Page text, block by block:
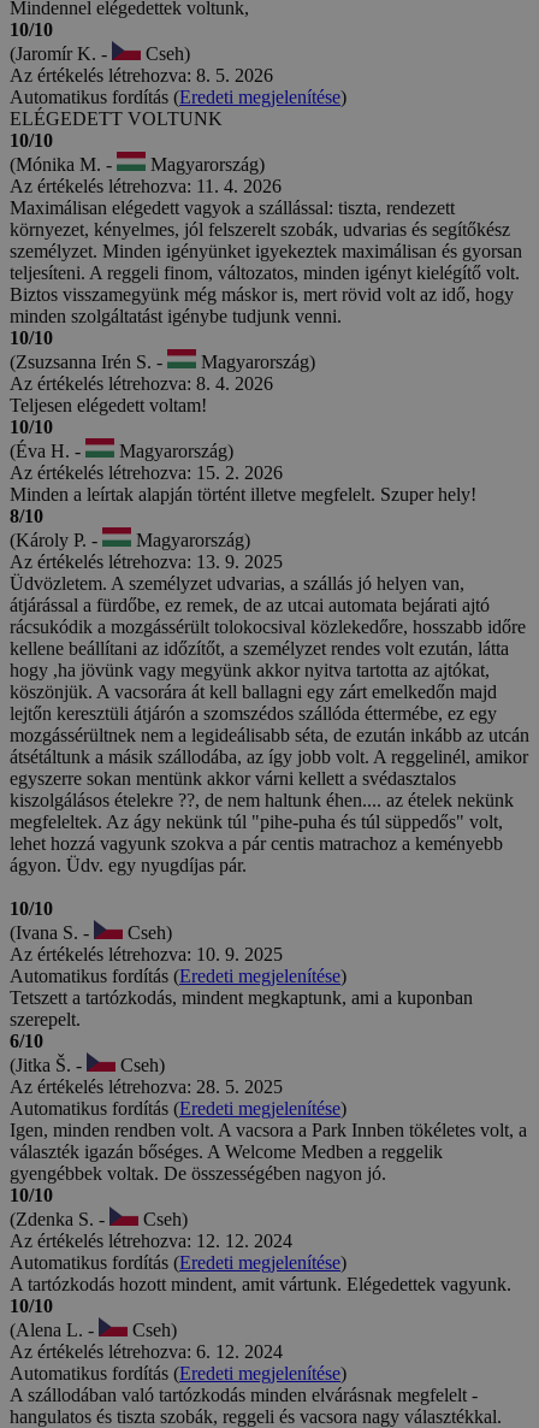
10/10
(Eliška K. -
Cseh)
Az értékelés létrehozva: 18. 6. 2026
Automatikus fordítás (Eredeti megjelenítése )
Mindennel elégedettek voltunk,
10/10